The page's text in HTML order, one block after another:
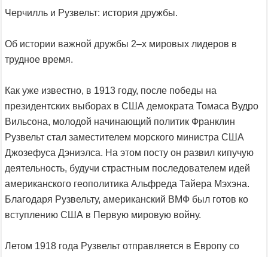
Черчилль и Рузвельт: история дружбы.
Об истории важной дружбы 2–х мировых лидеров в
трудное время.
Как уже известно, в 1913 году, после победы на
президентских выборах в США демократа Томаса Вудро
Вильсона, молодой начинающий политик Франклин
Рузвельт стал заместителем морского министра США
Джозефуса Дэниэлса. На этом посту он развил кипучую
деятельность, будучи страстным последователем идей
американского геополитика Альфреда Тайера Мэхэна.
Благодаря Рузвельту, американский ВМФ был готов ко
вступлению США в Первую мировую войну.
Летом 1918 года Рузвельт отправляется в Европу со